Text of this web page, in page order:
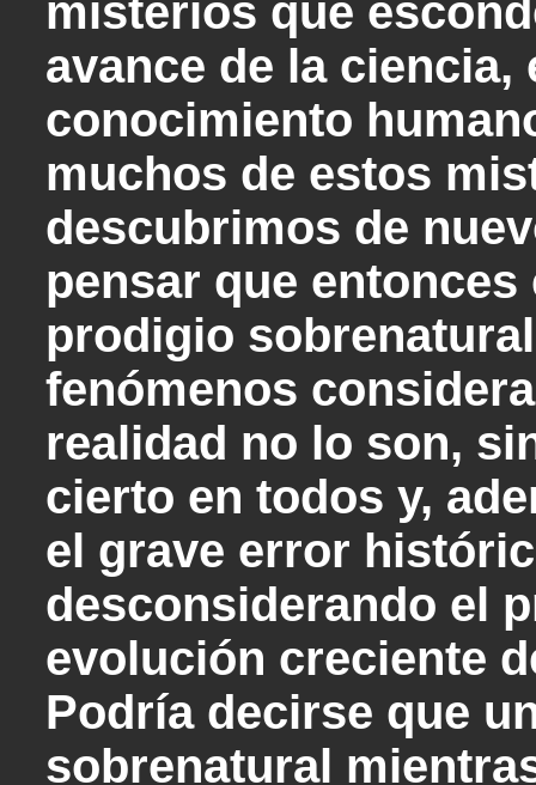
misterios que
avance de la ciencia,
conocimiento
muchos de estos
descubrimos de
pensar que
prodigio
fenómenos
realidad no lo son,
cierto en todos y,
el grave error
desconsiderando el
evolución creciente
Podría decirse que
sobrenatural